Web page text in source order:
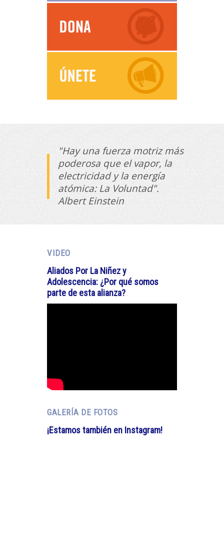
"Hay una fuerza motriz más
poderosa que el vapor, la
electricidad y la energía
atómica: La Voluntad".
Albert Einstein
VIDEO
Aliados Por La Niñez y
Adolescencia: ¿Por qué somos
parte de esta alianza?
GALERÍA DE FOTOS
¡Estamos también en Instagram!